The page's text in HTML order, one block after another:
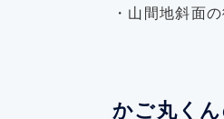
・山間地斜面
かご丸く